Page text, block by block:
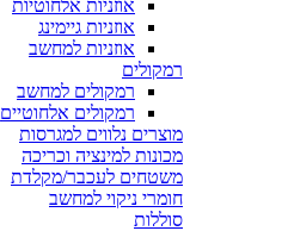
אוזניות אלחוטיות
אוזניות גיימינג
אוזניות למחשב
רמקולים
רמקולים למחשב
רמקולים אלחוטיים
מוצרים נלווים למגרסות
מכונות למינציה וכריכה
משטחים לעכבר/מקלדת
חומרי ניקוי למחשב
סוללות